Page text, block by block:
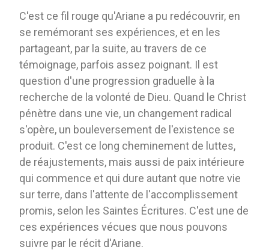
C'est ce fil rouge qu'Ariane a pu redécouvrir, en
se remémorant ses expériences, et en les
partageant, par la suite, au travers de ce
témoignage, parfois assez poignant. Il est
question d'une progression graduelle à la
recherche de la volonté de Dieu. Quand le Christ
pénètre dans une vie, un changement radical
s'opère, un bouleversement de l'existence se
produit. C'est ce long cheminement de luttes,
de réajustements, mais aussi de paix intérieure
qui commence et qui dure autant que notre vie
sur terre, dans l'attente de l'accomplissement
promis, selon les Saintes Écritures. C'est une de
ces expériences vécues que nous pouvons
suivre par le récit d'Ariane.